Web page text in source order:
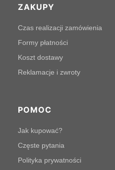
Linki w stopce
ZAKUPY
Czas realizacji zamówienia
Formy płatności
Koszt dostawy
Reklamacje i zwroty
POMOC
Jak kupować?
Częste pytania
Polityka prywatności